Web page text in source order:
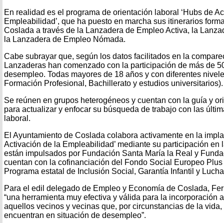
En realidad es el programa de orientación laboral ‘Hubs de
Empleabilidad’, que ha puesto en marcha sus itinerarios
Coslada a través de la Lanzadera de Empleo Activa, la
la Lanzadera de Empleo Nómada.
Cabe subrayar que, según los datos facilitados en la
Lanzaderas han comenzado con la participación de más de
desempleo. Todas mayores de 18 años y con diferentes
Formación Profesional, Bachillerato y estudios universitarios).
Se reúnen en grupos heterogéneos y cuentan con la guía y
para actualizar y enfocar su búsqueda de trabajo con las
laboral.
El Ayuntamiento de Coslada colabora activamente en la
Activación de la Empleabilidad’ mediante su participación en
están impulsados por Fundación Santa María la Real y
cuentan con la cofinanciación del Fondo Social Europeo
Programa estatal de Inclusión Social, Garantía Infantil y
Para el edil delegado de Empleo y Economía de Coslada,
“una herramienta muy efectiva y válida para la incorporación
aquellos vecinos y vecinas que, por circunstancias de la
encuentran en situación de desempleo”.